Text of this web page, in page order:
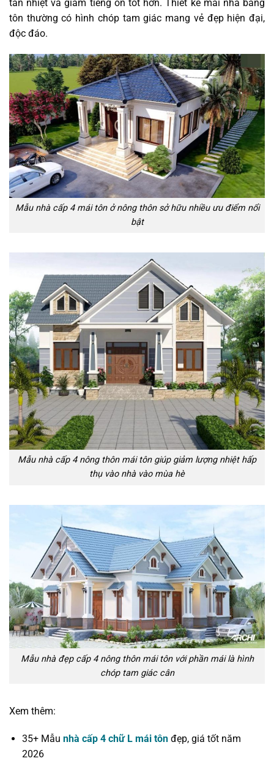
tản nhiệt và giảm tiếng ồn tốt hơn. Thiết kế mái nhà bằng
tôn thường có hình chóp tam giác mang vẻ đẹp hiện đại,
độc đáo.
Mẫu nhà cấp 4 mái tôn ở nông thôn sở hữu nhiều ưu điểm nổi
bật
Mẫu nhà cấp 4 nông thôn mái tôn giúp giảm lượng nhiệt hấp
thụ vào nhà vào mùa hè
Mẫu nhà đẹp cấp 4 nông thôn mái tôn với phần mái là hình
chóp tam giác cân
Xem thêm:
35+ Mẫu nhà cấp 4 chữ L mái tônđẹp, giá tốt năm
2026